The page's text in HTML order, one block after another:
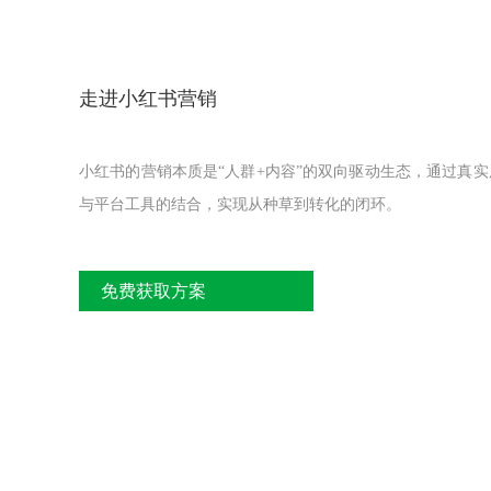
走进小红书营销
小红书的营销本质是‌“人群+内容”的双向驱动生态‌，通过真
与平台工具的结合，实现从种草到转化的闭环。
免费获取方案